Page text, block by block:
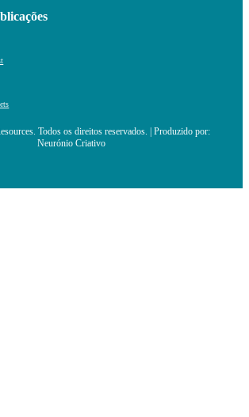
Todos os direitos reservados. | Produzido por:
Neurónio Criativo